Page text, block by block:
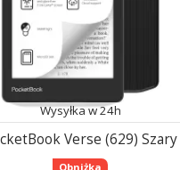
Wysyłka w 24h
Verse (629) Szary
Obniżka